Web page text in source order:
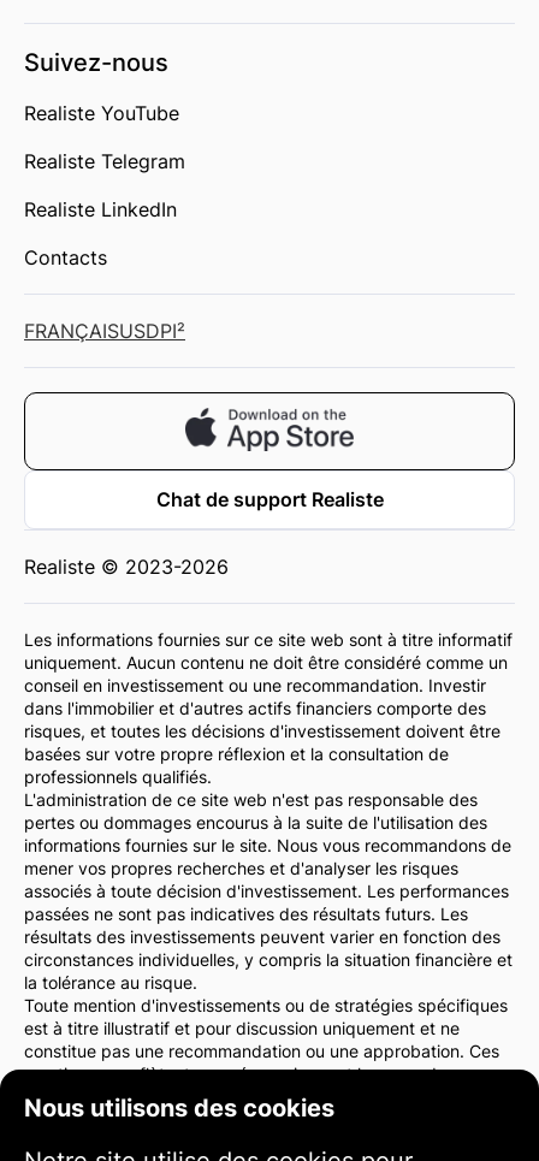
Nous utilisons des cookies
Suivez-nous
Realiste YouTube
Realiste Telegram
Realiste LinkedIn
Contacts
FRANÇAISUSDPI²
Chat de support Realiste
Realiste © 2023-2026
Les informations fournies sur ce site web sont à titre informatif
uniquement. Aucun contenu ne doit être considéré comme un
conseil en investissement ou une recommandation. Investir
dans l'immobilier et d'autres actifs financiers comporte des
risques, et toutes les décisions d'investissement doivent être
basées sur votre propre réflexion et la consultation de
professionnels qualifiés.
L'administration de ce site web n'est pas responsable des
pertes ou dommages encourus à la suite de l'utilisation des
informations fournies sur le site. Nous vous recommandons de
mener vos propres recherches et d'analyser les risques
associés à toute décision d'investissement. Les performances
passées ne sont pas indicatives des résultats futurs. Les
résultats des investissements peuvent varier en fonction des
circonstances individuelles, y compris la situation financière et
la tolérance au risque.
Toute mention d'investissements ou de stratégies spécifiques
est à titre illustratif et pour discussion uniquement et ne
constitue pas une recommandation ou une approbation. Ces
mentions ne reflètent pas nécessairement les vues de
l'administration du site web.
Nous vous conseillons vivement de consulter un conseiller